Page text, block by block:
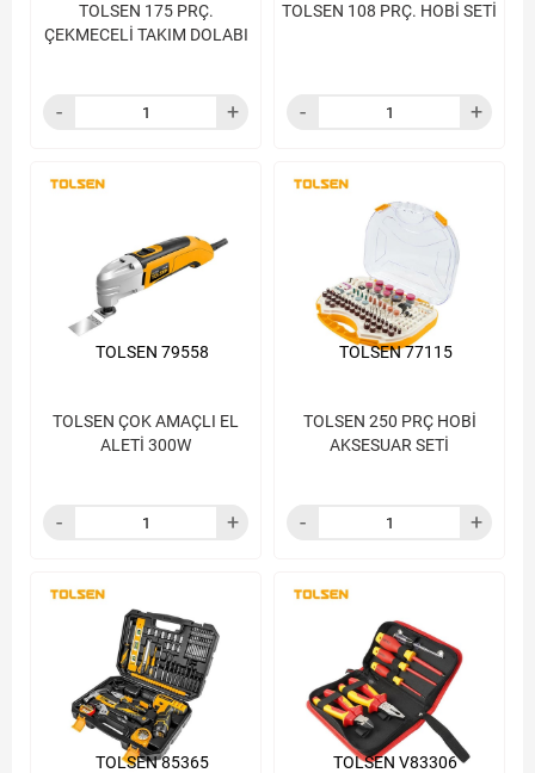
TOLSEN 175 PRÇ.
ÇEKMECELİ TAKIM DOLABI
TOLSEN 108 PRÇ. HOBİ SETİ
TOLSEN ÇOK AMAÇLI EL
ALETİ 300W
TOLSEN 79558
TOLSEN 250 PRÇ HOBİ
AKSESUAR SETİ
TOLSEN 77115
TOLSEN 85365 TOLSEN V83306